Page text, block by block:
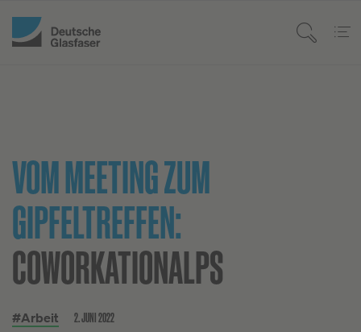
VOM MEETING ZUM
GIPFELTREFFEN:
COWORKATIONALPS
#Arbeit 2. JUNI 2022